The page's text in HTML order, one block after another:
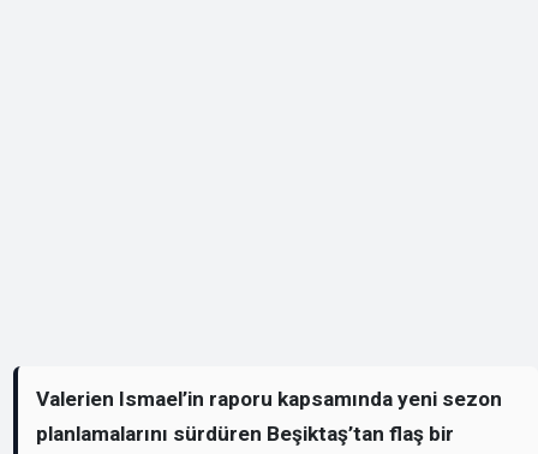
Valerien Ismael’in raporu kapsamında yeni sezon
planlamalarını sürdüren Beşiktaş’tan flaş bir